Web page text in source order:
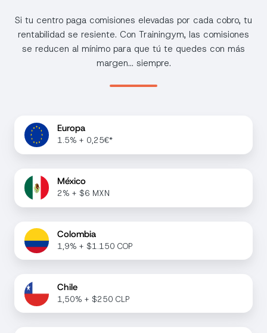
Si tu centro paga comisiones elevadas por cada cobro, tu
rentabilidad se resiente. Con Trainingym, las comisiones
se reducen al mínimo para que tú te quedes con más
margen… siempre.
Europa
1.5% + 0,25€*
México
2% + $6 MXN
Colombia
1,9% + $1.150 COP
Chile
1,50% + $250 CLP